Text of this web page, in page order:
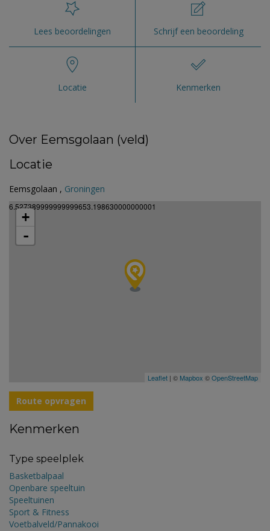
Lees beoordelingen Schrijf een beoordeling
Locatie Kenmerken
Over Eemsgolaan (veld)
Locatie
Eemsgolaan , Groningen
6.527389999999999653.198630000000001
+
-
Leaflet | © Mapbox ©OpenStreetMap
Route opvragen
Kenmerken
Type speelplek
Basketbalpaal
Openbare speeltuin
Speeltuinen
Sport & Fitness
Voetbalveld/Pannakooi